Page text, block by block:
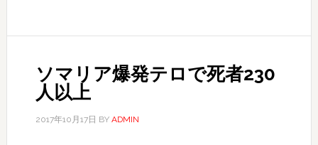
銃
乱
射
事
ソマリア爆発テロで死者230
人以上
2017年10月17日 BY ADMIN